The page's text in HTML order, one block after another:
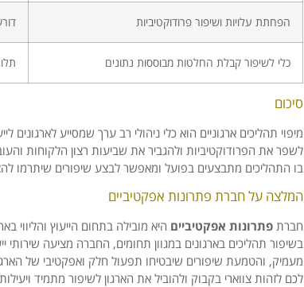
הפחתת עלויות ושיפור פרודוקטיביות
כלי לשיפור קבלת החלטות מבוססות נתונים
סיכום
מיפוי תהליכים ארגוניים הוא כלי ניהולי רב ערך שמסייע
לשפר את הפרודוקטיביות ולהגביר את שביעות רצון הלקוחות
בו התהליכים מתבצעים בפועל ומאפשר לבצע שיפורים שיתרמו
המלצה על חברת פתרונות אפקטיביים
חברתפתרונות אפקטיביים היא מובילה בתחום הייעוץ והליווי
בשיפור תהליכים בארגונים במגוון תחומים, החברה מציעה שירותי
מעמיק, והטמעת שיפורים שיבטיחו תפעול חלק ואפקטיבי של
לכם לזהות צווארי בקבוק ולהוביל את הארגון לשיפור מתמיד